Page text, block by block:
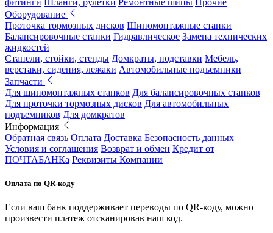
Оборудование
Проточка тормозных дисков Шиномонтажные станки
Балансировочные станки Гидравлическое Замена технических
жидкостей
Стапели, стойки, стенды Домкраты, подставки Мебель,
верстаки, сидения, лежаки Автомобильные подъемники
Запчасти
Для шиномонтажных станков Для балансировочных станков
Для проточки тормозных дисков Для автомобильных
подъемников Для домкратов
Информация
Обратная связь Оплата Доставка Безопасность данных
Условия и соглашения Возврат и обмен Кредит от
ПОЧТАБАНКа Реквизиты Компании
Оплата по QR-коду
Если ваш банк поддерживает переводы по QR-коду, можно
произвести платеж отсканировав наш код.